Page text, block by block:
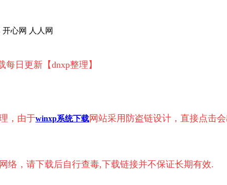
开心网 人人网
每日更新【dnxp整理】
，由于winxp系统下载网站采用防盗链设计，直接点击
络，请下载后自行查毒,下载链接并不保证长期有效.